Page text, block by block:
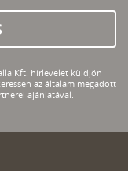
Kft. hírlevelet küldjön
az általam megadott
ajánlatával.